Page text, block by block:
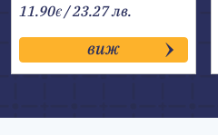
11.90€ / 23.27 лв.
виж